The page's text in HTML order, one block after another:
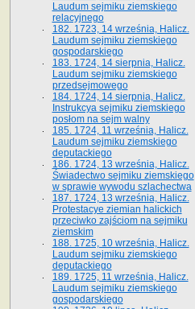
Laudum sejmiku ziemskiego
relacyjnego
182. 1723, 14 września, Halicz.
Laudum sejmiku ziemskiego
gospodarskiego
183. 1724, 14 sierpnia, Halicz.
Laudum sejmiku ziemskiego
przedsejmowego
184. 1724, 14 sierpnia, Halicz.
Instrukcya sejmiku ziemskiego
posłom na sejm walny
185. 1724, 11 września, Halicz.
Laudum sejmiku ziemskiego
deputackiego
186. 1724, 13 września, Halicz.
Świadectwo sejmiku ziemskiego
w sprawie wywodu szlachectwa
187. 1724, 13 września, Halicz.
Protestacye ziemian halickich
przeciwko zajściom na sejmiku
ziemskim
188. 1725, 10 września, Halicz.
Laudum sejmiku ziemskiego
deputackiego
189. 1725, 11 września, Halicz.
Laudum sejmiku ziemskiego
gospodarskiego